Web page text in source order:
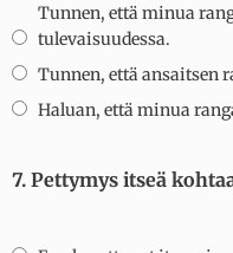
Tunnen, että minua
tulevaisuudessa.
Tunnen, että ansaitsen
Haluan, että minua
7. Pettymys itseä